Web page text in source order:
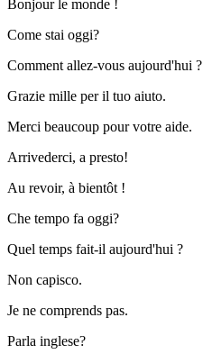
Bonjour le monde !
Come stai oggi?
Comment allez-vous aujourd'hui ?
Grazie mille per il tuo aiuto.
Merci beaucoup pour votre aide.
Arrivederci, a presto!
Au revoir, à bientôt !
Che tempo fa oggi?
Quel temps fait-il aujourd'hui ?
Non capisco.
Je ne comprends pas.
Parla inglese?